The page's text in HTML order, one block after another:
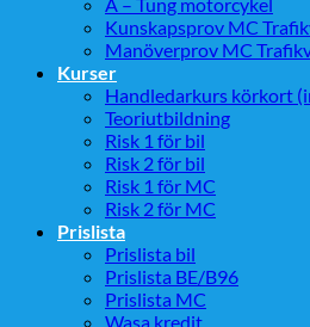
Kunskapsprov MC
Manöverprov MC
Kurser
Handledarkurs körkort
Teoriutbildning
Risk 1 för bil
Risk 2 för bil
Risk 1 för MC
Risk 2 för MC
Prislista
Prislista bil
Prislista BE/B96
Prislista MC
Wasa kredit